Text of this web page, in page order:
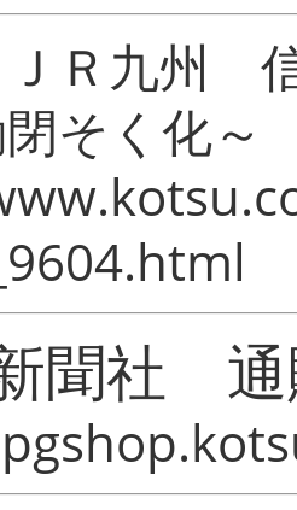
Ｒ九州 信
そく化～
聞社